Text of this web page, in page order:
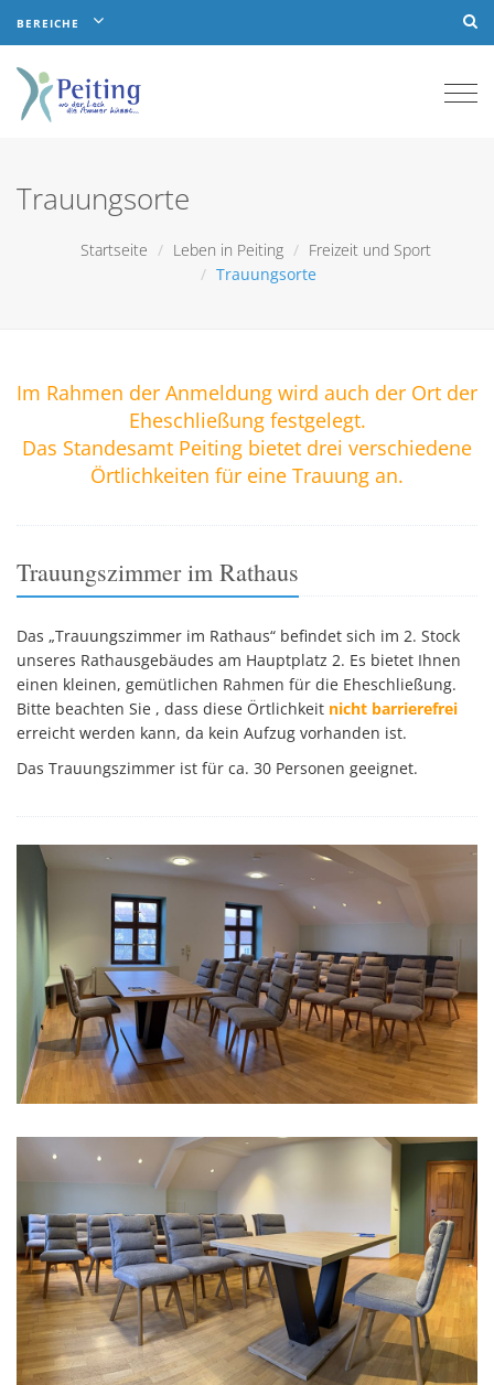
BEREICHE
Trauungsorte
Startseite Leben in Peiting
Freizeit und Sport
Trauungsorte
Im Rahmen der Anmeldung wird auch der Ort der
Eheschließung festgelegt.
Das Standesamt Peiting bietet drei verschiedene
Örtlichkeiten für eine Trauung an.
Trauungszimmer im Rathaus
Das „Trauungszimmer im Rathaus“ befindet sich im 2. Stock
unseres Rathausgebäudes am Hauptplatz 2. Es bietet Ihnen
einen kleinen, gemütlichen Rahmen für die Eheschließung.
Bitte beachten Sie , dass diese Örtlichkeit nicht barrierefrei
erreicht werden kann, da kein Aufzug vorhanden ist.
Das Trauungszimmer ist für ca. 30 Personen geeignet.